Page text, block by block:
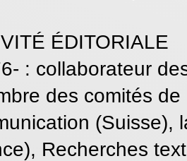
ÉDITORIALE
: collaborateur
des comités
(Suisse),
Recherches